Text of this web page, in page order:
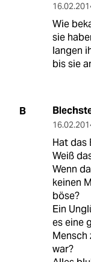
Wie
sie
langen
bis sie
B
Hat das
Weiß
Wenn
keinen
böse?
Ein
es eine
Mensch
war?